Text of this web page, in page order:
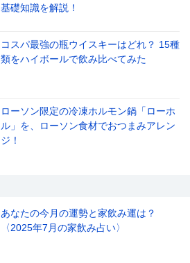
基礎知識を解説！
コスパ最強の瓶ウイスキーはどれ？ 15種
類をハイボールで飲み比べてみた
ローソン限定の冷凍ホルモン鍋「ローホ
ル」を、ローソン食材でおつまみアレン
ジ！
あなたの今月の運勢と家飲み運は？
〈2025年7月の家飲み占い〉